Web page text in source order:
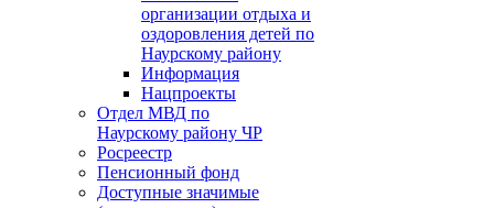
организации отдыха и
оздоровления детей по
Наурскому району
Информация
Нацпроекты
Отдел МВД по
Наурскому району ЧР
Росреестр
Пенсионный фонд
Доступные значимые